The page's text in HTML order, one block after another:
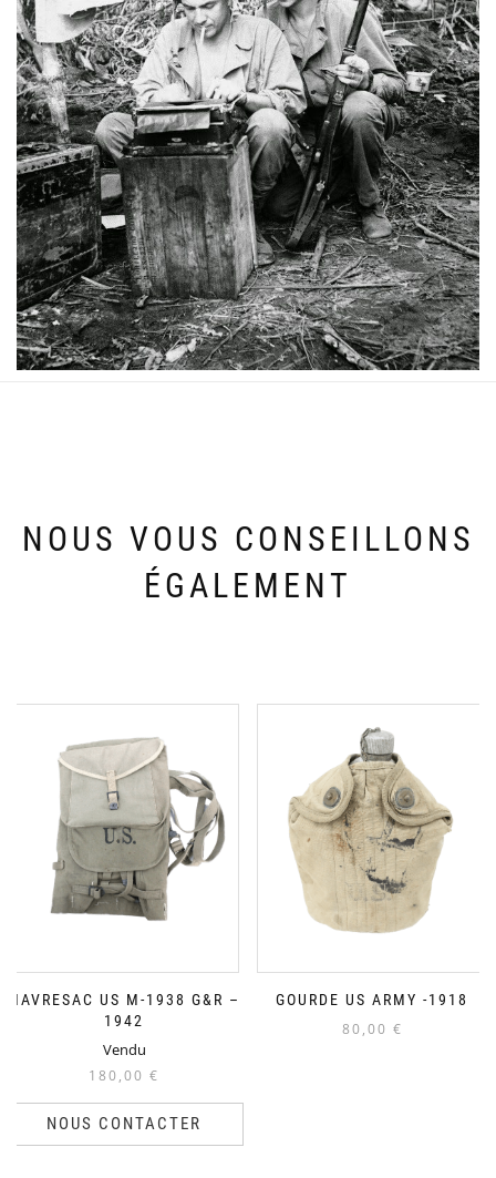
NOUS VOUS CONSEILLONS
ÉGALEMENT
HAVRESAC US M-1938 G&R –
1942
Vendu
180,00 €
NOUS CONTACTER
GOURDE US ARMY -1918
80,00 €